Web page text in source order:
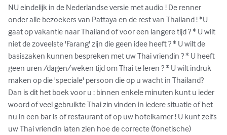
NU eindelijk in de Nederlandse versie met audio ! De renner
onder alle bezoekers van Pattaya en de rest van Thailand ! *U
gaat op vakantie naar Thailand of voor een langere tijd ? * U wilt
niet de zoveelste 'Farang' zijn die geen idee heeft ? * U wilt de
basiszaken kunnen bespreken met uw Thai vriendin ? * U heeft
geen uren /dagen/weken tijd om Thai te leren ? * U wilt indruk
maken op die 'speciale' persoon die op u wacht in Thailand?
Dan is dit het boek voor u : binnen enkele minuten kunt u ieder
woord of veel gebruikte Thai zin vinden in iedere situatie of het
nu in een bar is of restaurant of op uw hotelkamer ! U kunt zelfs
uw Thai vriendin laten zien hoe de correcte (fonetische)